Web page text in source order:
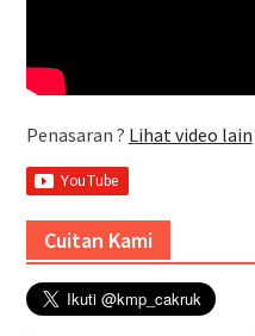
Penasaran ? Lihat video lain
Cuitan Kami